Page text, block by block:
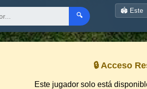
🔍
🏟️ Este
🔒 Acceso
Este jugador solo está